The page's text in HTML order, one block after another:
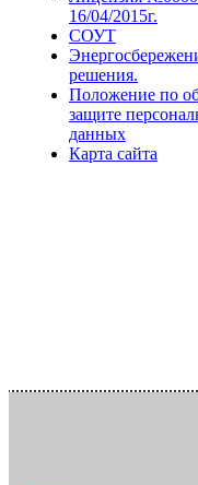
16/04/2015г.
СОУТ
решения.
Положение по
защите
данных
Карта сайта